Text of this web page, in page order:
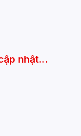
nhật...